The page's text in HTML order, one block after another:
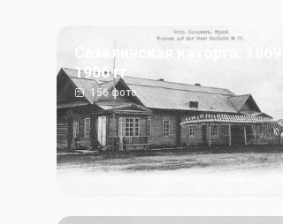
Сахалинская каторга: 1869 -
1906 гг
156фото